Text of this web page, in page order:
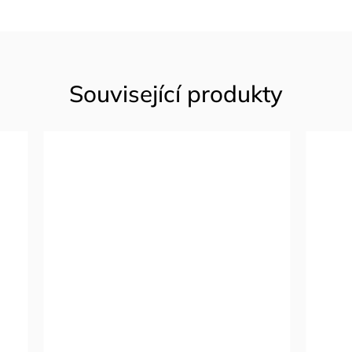
Související produkty